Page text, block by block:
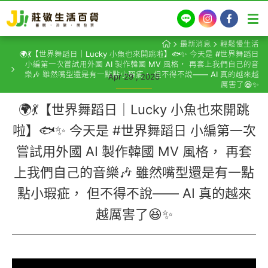
LINE InstagramFacebook
最新消息
輕鬆慢生活
🌍💃【世界舞蹈日｜Lucky 小魚也來開跳啦】🐟✨ 今天是 #世界舞蹈日
小編第一次嘗試用外國 AI 製作韓國 MV 風格， 再套上我們自己的音
樂🎶 雖然嘴型還是有一點點小瑕疵， 但不得不說—— AI 真的越來越
厲害了😆✨
Apr 29 , 2026
🌍💃【世界舞蹈日｜Lucky 小魚也來開跳
啦】🐟✨ 今天是 #世界舞蹈日 小編第一次
嘗試用外國 AI 製作韓國 MV 風格， 再套
上我們自己的音樂🎶 雖然嘴型還是有一點
點小瑕疵， 但不得不說—— AI 真的越來
越厲害了😆✨